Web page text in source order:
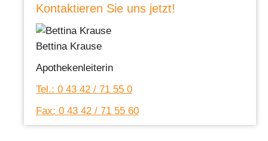
Kontaktieren Sie uns jetzt!
Bettina Krause
Apothekenleiterin
Tel.: 0 43 42 / 71 55 0
Fax: 0 43 42 / 71 55 60